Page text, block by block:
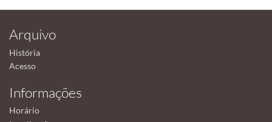
Arquivo
História
Acesso
Informações
Horário